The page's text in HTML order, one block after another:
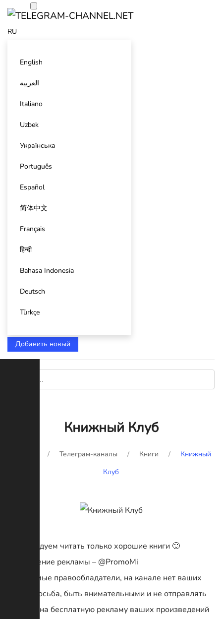
RU
English
العربية
Italiano
Uzbek
Українська
Português
Español
简体中文
Français
हिन्दी
Bahasa Indonesia
Deutsch
Türkçe
Добавить новый
Книжный Клуб
Телеграм-каналы Книги
Книжный
Клуб
Рекомендуем читать только хорошие книги 🙂
Размещение рекламы – @PromoMi
Уважаемые правообладатели, на канале нет ваших
книг! Просьба, быть внимательными и не отправлять
жалобы на бесплатную рекламу ваших произведений